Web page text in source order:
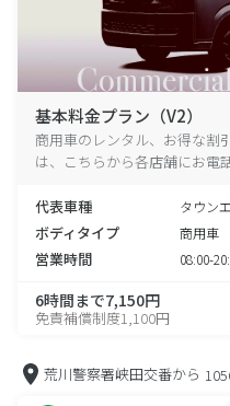
基本料金プラン（V2）
商用車のレンタル、お得な割
は、こちらから各店舗にお電
代表車種 タウン
ボディタイプ 商用車
営業時間 08:00-
6時間まで7,150円
免責補償制度1,100円
荒川警察署峡田交番から